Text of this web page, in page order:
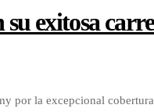
exitosa
por la excepcional